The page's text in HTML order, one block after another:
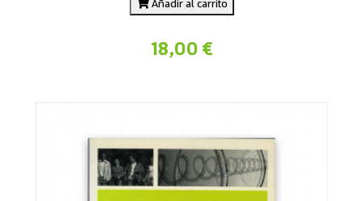
Añadir al carrito
18,00 €